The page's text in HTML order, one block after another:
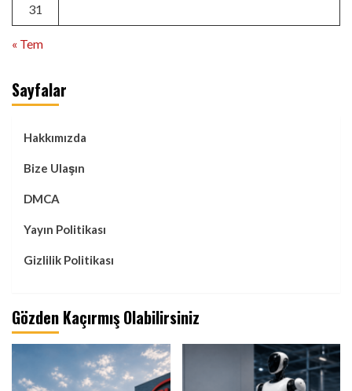
31
« Tem
Sayfalar
Hakkımızda
Bize Ulaşın
DMCA
Yayın Politikası
Gizlilik Politikası
Gözden Kaçırmış Olabilirsiniz